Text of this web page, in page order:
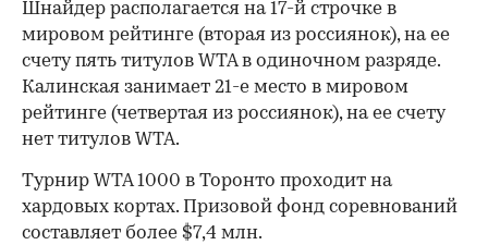
00:00 00:00
Шнайдер располагается на 17-й строчке в
мировом рейтинге (вторая из россиянок), на ее
счету пять титулов WTA в одиночном разряде.
Калинская занимает 21-е место в мировом
рейтинге (четвертая из россиянок), на ее счету
нет титулов WTA.
Турнир WTA 1000 в Торонто проходит на
хардовых кортах. Призовой фонд соревнований
составляет более $7,4 млн.